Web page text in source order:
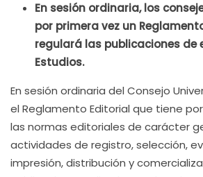
En sesión ordinaria, los
por primera vez un
regulará las publicaciones de
Estudios.
En sesión ordinaria del Consejo
el Reglamento Editorial que tiene
las normas editoriales de carácter
actividades de registro, selección,
impresión, distribución y